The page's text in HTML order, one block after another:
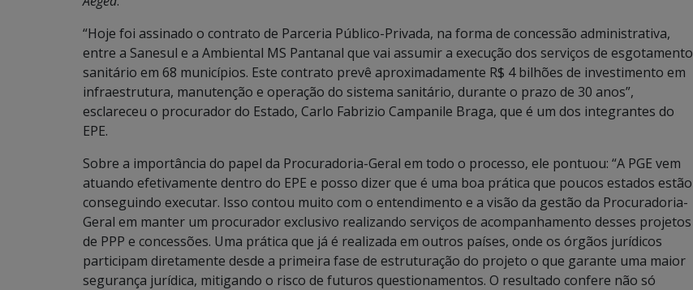
“Hoje foi assinado o contrato de Parceria Público-Privada, na forma de concessão administrativa,
entre a Sanesul e a Ambiental MS Pantanal que vai assumir a execução dos serviços de esgotamento
sanitário em 68 municípios. Este contrato prevê aproximadamente R$ 4 bilhões de investimento em
infraestrutura, manutenção e operação do sistema sanitário, durante o prazo de 30 anos”,
esclareceu o procurador do Estado, Carlo Fabrizio Campanile Braga, que é um dos integrantes do
EPE.
Sobre a importância do papel da Procuradoria-Geral em todo o processo, ele pontuou: “A PGE vem
atuando efetivamente dentro do EPE e posso dizer que é uma boa prática que poucos estados estão
conseguindo executar. Isso contou muito com o entendimento e a visão da gestão da Procuradoria-
Geral em manter um procurador exclusivo realizando serviços de acompanhamento desses projetos
de PPP e concessões. Uma prática que já é realizada em outros países, onde os órgãos jurídicos
participam diretamente desde a primeira fase de estruturação do projeto o que garante uma maior
segurança jurídica, mitigando o risco de futuros questionamentos. O resultado confere não só